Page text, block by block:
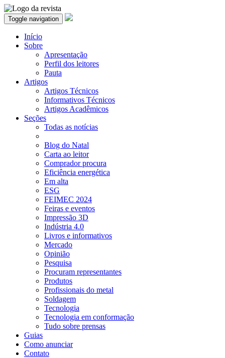
Toggle navigation
Início
Sobre
Apresentação
Perfil dos leitores
Pauta
Artigos
Artigos Técnicos
Informativos Técnicos
Artigos Acadêmicos
Seções
Todas as notícias
Blog do Natal
Carta ao leitor
Comprador procura
Eficiência energética
Em alta
ESG
FEIMEC 2024
Feiras e eventos
Impressão 3D
Indústria 4.0
Livros e informativos
Mercado
Opinião
Pesquisa
Procuram representantes
Produtos
Profissionais do metal
Soldagem
Tecnologia
Tecnologia em conformação
Tudo sobre prensas
Guias
Como anunciar
Contato